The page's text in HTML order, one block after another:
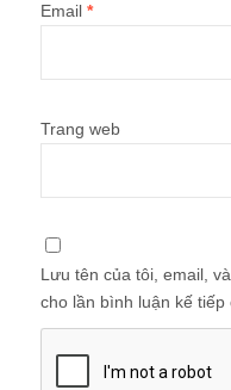
Email *
Trang web
Lưu tên của tôi, email,
cho lần bình luận kế tiếp